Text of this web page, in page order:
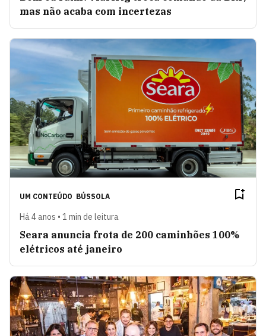
mas não acaba com incertezas
UM CONTEÚDO BÚSSOLA
Há 4 anos • 1 min de leitura
Seara anuncia frota de 200 caminhões 100%
elétricos até janeiro